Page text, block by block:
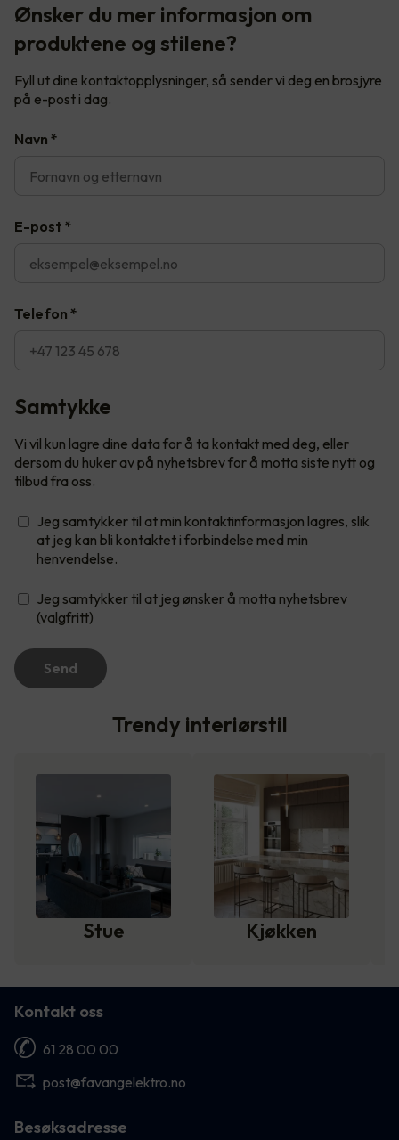
Ønsker du mer informasjon om
produktene og stilene?
Fyll ut dine kontaktopplysninger, så sender vi deg en brosjyre
på e-post i dag.
Navn *
E-post *
Telefon *
Samtykke
Vi vil kun lagre dine data for å ta kontakt med deg, eller
dersom du huker av på nyhetsbrev for å motta siste nytt og
tilbud fra oss.
Jeg samtykker til at min kontaktinformasjon lagres, slik
at jeg kan bli kontaktet i forbindelse med min
henvendelse.
Jeg samtykker til at jeg ønsker å motta nyhetsbrev
(valgfritt)
Send
Trendy interiørstil
Stue Kjøkken
Kontakt oss
61 28 00 00
post@favangelektro.no
Besøksadresse